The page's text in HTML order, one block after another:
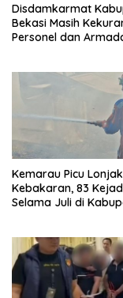
Disdamkarmat
Bekasi Masih
Personel dan
Kemarau Picu
Kebakaran, 83
Selama Juli di